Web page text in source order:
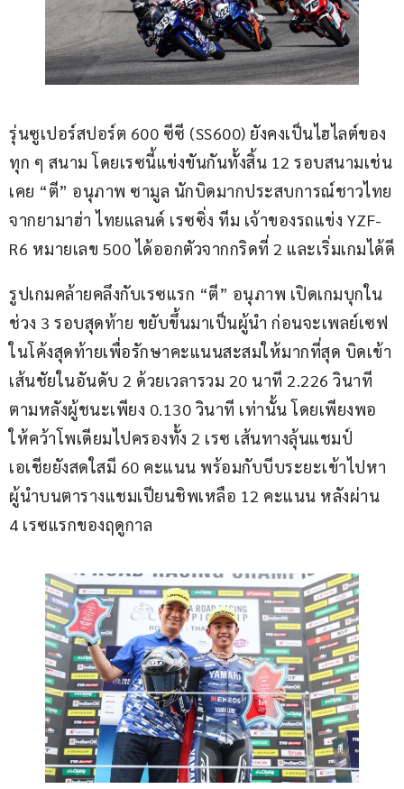
รุ่นซูเปอร์สปอร์ต 600 ซีซี (SS600) ยังคงเป็นไฮไลต์ของ
ทุก ๆ สนาม โดยเรซนี้แข่งขันกันทั้งสิ้น 12 รอบสนามเช่น
เคย “ตี” ​อนุภาพ ซามูล นักบิดมากประสบการณ์ชาวไทย
จากยามาฮ่า ไทยแลนด์ เรซซิ่ง ทีม เจ้าของรถแข่ง YZF-
R6 หมายเลข 500 ได้ออกตัวจากกริดที่ 2 และเริ่มเกมได้ดี
รูปเกมคล้ายคลึงกับเรซแรก “ตี” อนุภาพ เปิดเกมบุกใน
ช่วง 3 รอบสุดท้าย ขยับขึ้นมาเป็นผู้นำ ก่อนจะเพลย์เซฟ
ในโค้งสุดท้ายเพื่อรักษาคะแนนสะสมให้มากที่สุด บิดเข้า
เส้นชัยในอันดับ 2 ด้วยเวลารวม 20 นาที 2.226 วินาที
ตามหลังผู้ชนะเพียง 0.130 วินาที เท่านั้น โดยเพียงพอ
ให้คว้าโพเดียมไปครองทั้ง 2 เรซ เส้นทางลุ้นแชมป์
เอเชียยังสดใสมี 60 คะแนน พร้อมกับบีบระยะเข้าไปหา
ผู้นำบนตารางแชมเปียนชิพเหลือ 12 คะแนน หลังผ่าน
4 เรซแรกของฤดูกาล